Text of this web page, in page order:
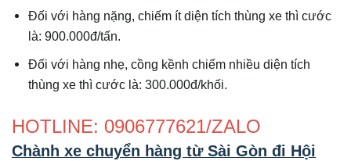
Đối với hàng nặng, chiếm ít diện tích thùng xe thì cước
là: 900.000đ/tấn.
Đối với hàng nhẹ, cồng kềnh chiếm nhiều diện tích
thùng xe thì cước là: 300.000đ/khối.
HOTLINE: 0906777621/ZALO
Chành xe chuyển hàng từ Sài Gòn đi Hội